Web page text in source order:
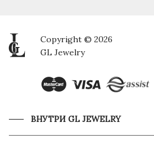
Copyright © 2026
GL Jewelry
ВНУТРИ GL JEWELRY